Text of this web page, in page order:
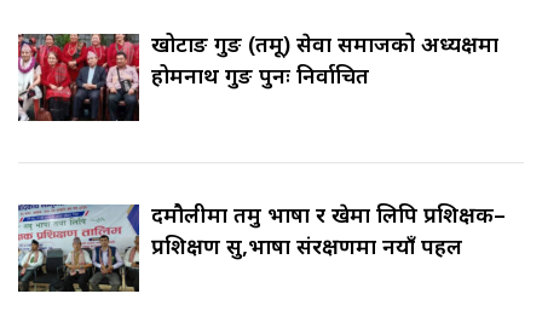
खोटाङ गुरुङ (तमू) सेवा समाजको अध्यक्षमा
होमनाथ गुरुङ पुनः निर्वाचित
दमौलीमा तमु भाषा र खेमा लिपि प्रशिक्षक–
प्रशिक्षण सुरु,भाषा संरक्षणमा नयाँ पहल